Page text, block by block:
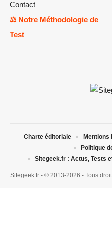
Contact
⚖️ Notre Méthodologie de
Test
Sitegeek.fr - ® 2013-2026 - Tous
Charte éditoriale Mentions
Politique
Sitegeek.fr : Actus, Tests